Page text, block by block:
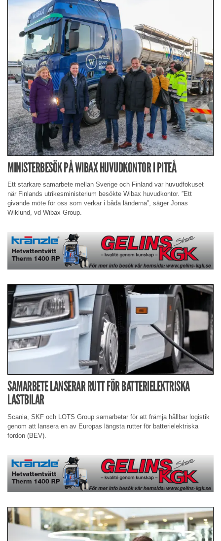
MINISTERBESÖK PÅ WIBAX HUVUDKONTOR I PITEÅ
Ett starkare samarbete mellan Sverige och Finland var huvudfokuset
när Finlands utrikesministerium besökte Wibax huvudkontor. ”Ett
givande möte för oss som verkar i båda länderna”, säger Jonas
Wiklund, vd Wibax Group.
SAMARBETE LANSERAR RUTT FÖR BATTERIELEKTRISKA
LASTBILAR
Scania, SKF och LOTS Group samarbetar för att främja hållbar logistik
genom att lansera en av Europas längsta rutter för batterielektriska
fordon (BEV).